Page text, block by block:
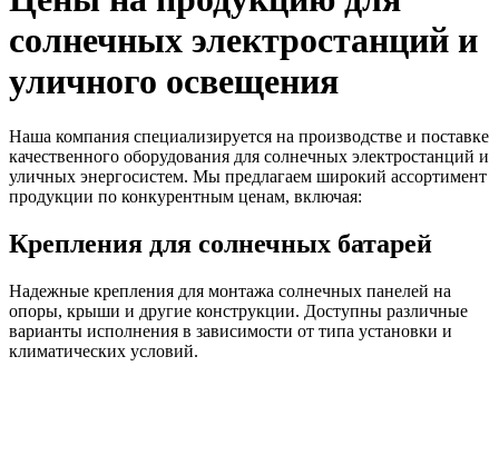
солнечных электростанций и
уличного освещения
Наша компания специализируется на производстве и поставке
качественного оборудования для солнечных электростанций и
уличных энергосистем. Мы предлагаем широкий ассортимент
продукции по конкурентным ценам, включая:
Крепления для солнечных батарей
Надежные крепления для монтажа солнечных панелей на
опоры, крыши и другие конструкции. Доступны различные
варианты исполнения в зависимости от типа установки и
климатических условий.